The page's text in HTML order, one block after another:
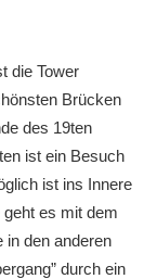
die Tower
Brücken
des 19ten
ist ein Besuch
ist ins Innere
es mit dem
in den anderen
durch ein